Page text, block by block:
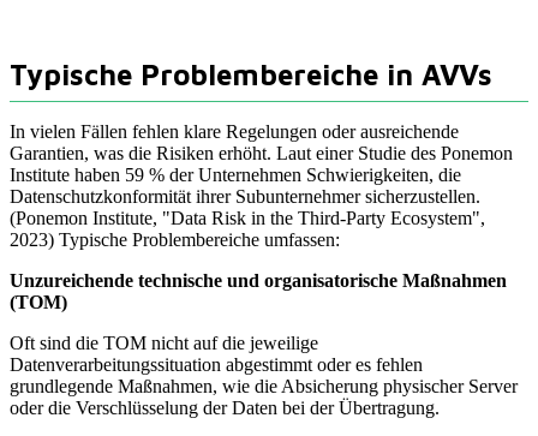
Typische Problembereiche in AVVs
In vielen Fällen fehlen klare Regelungen oder ausreichende
Garantien, was die Risiken erhöht. Laut einer Studie des Ponemon
Institute haben 59 % der Unternehmen Schwierigkeiten, die
Datenschutzkonformität ihrer Subunternehmer sicherzustellen.
(Ponemon Institute, "Data Risk in the Third-Party Ecosystem",
2023) Typische Problembereiche umfassen:
Unzureichende technische und organisatorische Maßnahmen
(TOM)
Oft sind die TOM nicht auf die jeweilige
Datenverarbeitungssituation abgestimmt oder es fehlen
grundlegende Maßnahmen, wie die Absicherung physischer Server
oder die Verschlüsselung der Daten bei der Übertragung.